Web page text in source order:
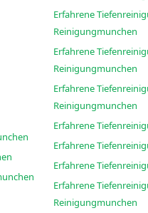
Reinigungmunchen
Erfahrene
Reinigungmunchen
Erfahrene
Reinigungmunchen
Erfahrene
Reinigungmunchen
Erfahrene
Reinigungmunchen